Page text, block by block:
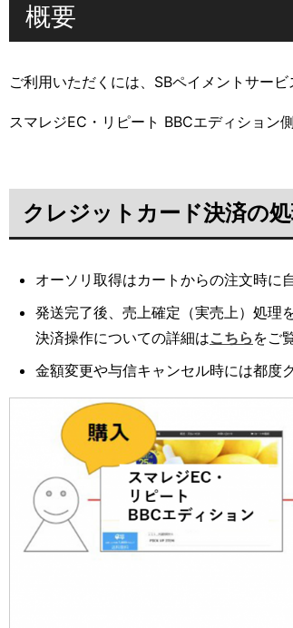
概要
ご利用いただくには、SBペイメントサー
スマレジEC・リピート BBCエディション
クレジットカード決済の
オーソリ取得はカートからの注文時に
発送完了後、売上確定（実売上）処理
決済操作についての詳細はこちら をご
金額変更や与信キャンセル時には都度